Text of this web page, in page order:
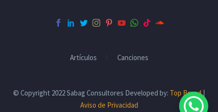
Artículos Canciones
© Copyright 2022 Sabag Consultores Developed by: Top Brand|
Aviso de Privacidad